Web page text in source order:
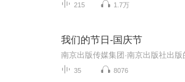
215 1.7万
我们的节日-国庆节
35 8076